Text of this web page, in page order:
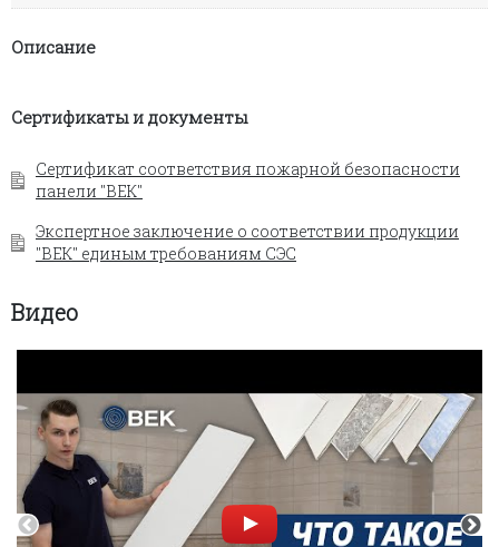
Описание
Сертификаты и документы
Сертификат соответствия пожарной безопасности
панели "ВЕК"
Экспертное заключение о соответствии продукции
"ВЕК" единым требованиям СЭС
Видео